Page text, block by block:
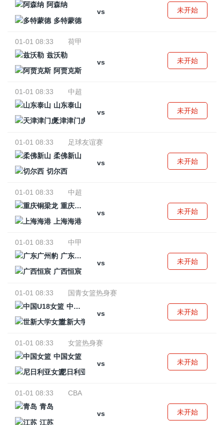
阿森纳
vs
多特蒙德
未开始
01-01 08:33
荷甲
兹沃勒
vs
阿贾克斯
未开始
01-01 08:33
中超
山东泰山
vs
天津津门虎
未开始
01-01 08:33
足球友谊赛
柔佛新山
vs
切尔西
未开始
01-01 08:33
中超
重庆铜梁龙
vs
上海海港
未开始
01-01 08:33
中甲
广东广州豹
vs
广西恒宸
未开始
01-01 08:33
国青女篮热身赛
中国U18女篮
vs
世新大学女篮
未开始
01-01 08:33
女篮热身赛
中国女篮
vs
尼日利亚女篮
未开始
01-01 08:33
CBA
青岛
vs
江苏
未开始